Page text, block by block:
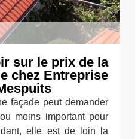
sur le prix de la
chez Entreprise
façade peut demander
moins important pour
elle est de loin la